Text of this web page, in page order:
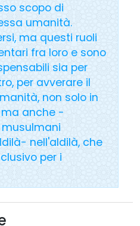
scopo di
umanità.
ma questi ruoli
fra loro e sono
sia per
per avverare il
non solo in
anche -
nell'aldilà, che
per i